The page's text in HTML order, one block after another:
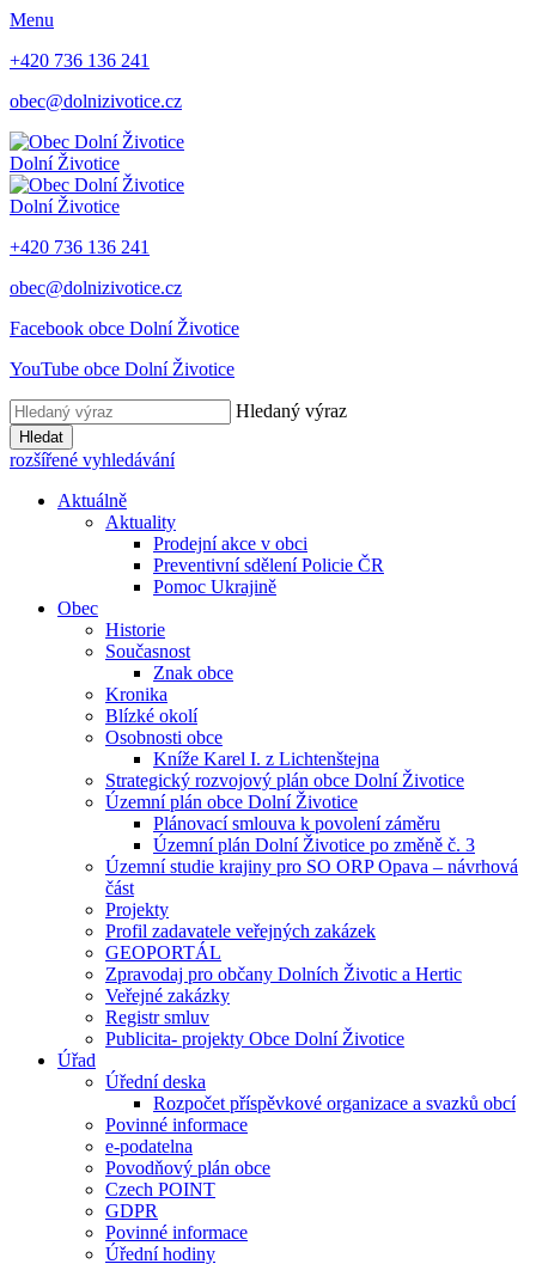
Menu
+420 736 136 241
obec@dolnizivotice.cz
Dolní Životice
Dolní Životice
+420 736 136 241
obec@dolnizivotice.cz
Facebook obce Dolní Životice
YouTube obce Dolní Životice
Hledaný výraz
Hledat
rozšířené vyhledávání
Aktuálně
Aktuality
Prodejní akce v obci
Preventivní sdělení Policie ČR
Pomoc Ukrajině
Obec
Historie
Současnost
Znak obce
Kronika
Blízké okolí
Osobnosti obce
Kníže Karel I. z Lichtenštejna
Strategický rozvojový plán obce Dolní Životice
Územní plán obce Dolní Životice
Plánovací smlouva k povolení záměru
Územní plán Dolní Životice po změně č. 3
Územní studie krajiny pro SO ORP Opava – návrhová
část
Projekty
Profil zadavatele veřejných zakázek
GEOPORTÁL
Zpravodaj pro občany Dolních Životic a Hertic
Veřejné zakázky
Registr smluv
Publicita- projekty Obce Dolní Životice
Úřad
Úřední deska
Rozpočet příspěvkové organizace a svazků obcí
Povinné informace
e-podatelna
Povodňový plán obce
Czech POINT
GDPR
Povinné informace
Úřední hodiny